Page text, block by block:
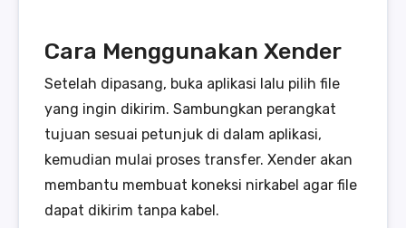
Cara Menggunakan Xender
Setelah dipasang, buka aplikasi lalu pilih file
yang ingin dikirim. Sambungkan perangkat
tujuan sesuai petunjuk di dalam aplikasi,
kemudian mulai proses transfer. Xender akan
membantu membuat koneksi nirkabel agar file
dapat dikirim tanpa kabel.